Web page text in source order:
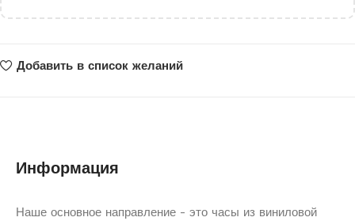
Добавить в список желаний
Информация
Наше основное направление - это часы из виниловой